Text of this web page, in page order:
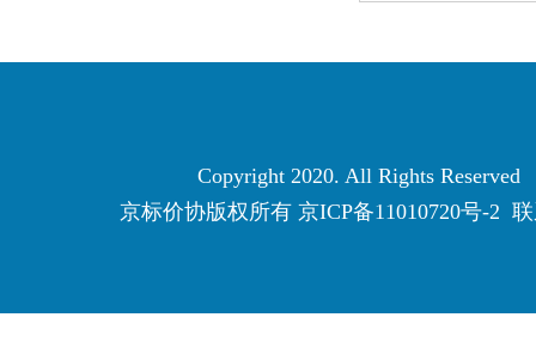
Copyright 2020. All Rights Reserved
京标价协版权所有 京ICP备11010720号-2